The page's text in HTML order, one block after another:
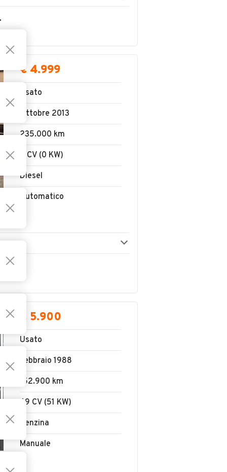
€ 4.999
Usato
Ottobre 2013
235.000 km
0 CV (0 KW)
Diesel
Automatico
€ 5.900
Usato
Febbraio 1988
152.900 km
69 CV (51 KW)
Benzina
Manuale